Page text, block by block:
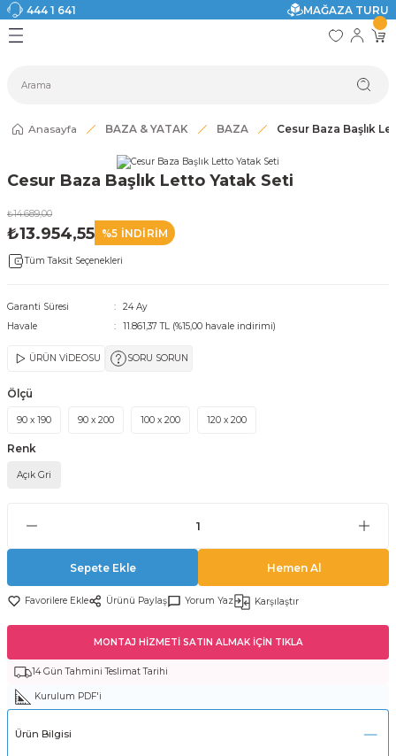
444 1 641
MAĞAZA TURU
Geri Dön
Geri Dön
Geri Dön
Geri Dön
Geri Dön
Geri Dön
Anasayfa BAZA & YATAK BAZA Cesur Baza Başlık
Cesur Baza Başlık Letto Yatak Seti
₺14.689,00
₺13.954,55 %5 İNDİRİM
Tüm Taksit Seçenekleri
Garanti Süresi
24 Ay
Havale
11.861,37 TL (%15,00 havale indirimi)
ÜRÜN VİDEOSU SORU SORUN
Ölçü
90 x 190 90 x 200 100 x 200 120 x 200
Renk
Açık Gri
Sepete Ekle Hemen Al
Ürünü Paylaş Yorum Yaz Karşılaştır
MONTAJ HİZMETİ SATIN ALMAK İÇİN TIKLA
14 Gün Tahmini Teslimat Tarihi
Kurulum PDF'i
Ürün Bilgisi